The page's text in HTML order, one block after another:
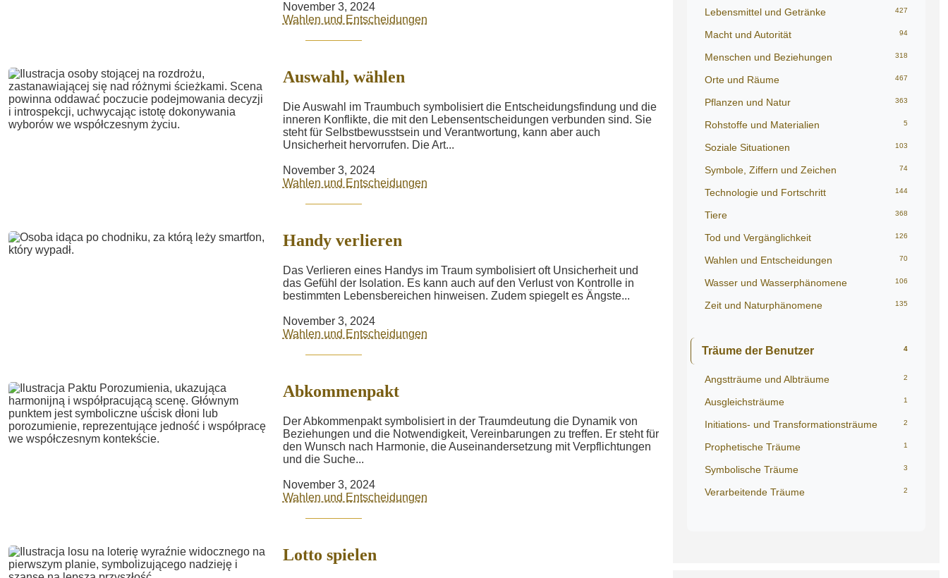
November 3, 2024
Wahlen und Entscheidungen
Auswahl, wählen
Die Auswahl im Traumbuch symbolisiert die Entscheidungsfindung und die
inneren Konflikte, die mit den Lebensentscheidungen verbunden sind. Sie
steht für Selbstbewusstsein und Verantwortung, kann aber auch
Unsicherheit hervorrufen. Die Art...
November 3, 2024
Wahlen und Entscheidungen
Handy verlieren
Das Verlieren eines Handys im Traum symbolisiert oft Unsicherheit und
das Gefühl der Isolation. Es kann auch auf den Verlust von Kontrolle in
bestimmten Lebensbereichen hinweisen. Zudem spiegelt es Ängste...
November 3, 2024
Wahlen und Entscheidungen
Abkommenpakt
Der Abkommenpakt symbolisiert in der Traumdeutung die Dynamik von
Beziehungen und die Notwendigkeit, Vereinbarungen zu treffen. Er steht für
den Wunsch nach Harmonie, die Auseinandersetzung mit Verpflichtungen
und die Suche...
November 3, 2024
Wahlen und Entscheidungen
Lotto spielen
Lebensmittel und Getränke 427
Macht und Autorität 94
Menschen und Beziehungen 318
Orte und Räume 467
Pflanzen und Natur 363
Rohstoffe und Materialien 5
Soziale Situationen 103
Symbole, Ziffern und Zeichen 74
Technologie und Fortschritt 144
Tiere 368
Tod und Vergänglichkeit 126
Wahlen und Entscheidungen 70
Wasser und Wasserphänomene 106
Zeit und Naturphänomene 135
Träume der Benutzer 4
Angstträume und Albträume 2
Ausgleichsträume 1
Initiations- und Transformationsträume 2
Prophetische Träume 1
Symbolische Träume 3
Verarbeitende Träume 2